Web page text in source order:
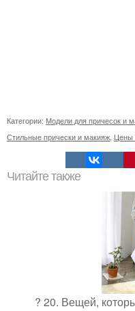
Категории: Модели для причесок и
Стильные прически и макияж Цены
Читайте также
? 20. Вещей,